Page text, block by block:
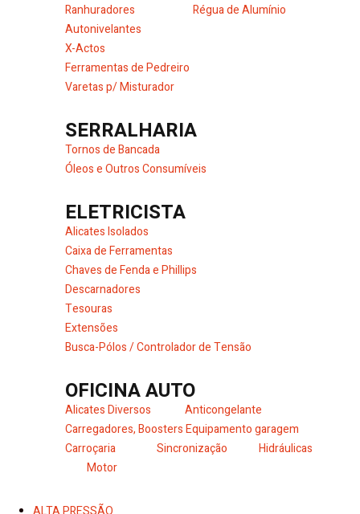
Ranhuradores
Régua de Alumínio
Autonivelantes
X-Actos
Ferramentas de Pedreiro
Varetas p/ Misturador
SERRALHARIA
Tornos de Bancada
Óleos e Outros Consumíveis
ELETRICISTA
Alicates Isolados
Caixa de Ferramentas
Chaves de Fenda e Phillips
Descarnadores
Tesouras
Extensões
Busca-Pólos / Controlador de Tensão
OFICINA AUTO
Alicates Diversos
Anticongelante
Carregadores, BoostersEquipamento garagem
Carroçaria
Sincronização
Hidráulicas
Motor